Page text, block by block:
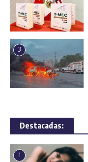
3
Destacadas:
1